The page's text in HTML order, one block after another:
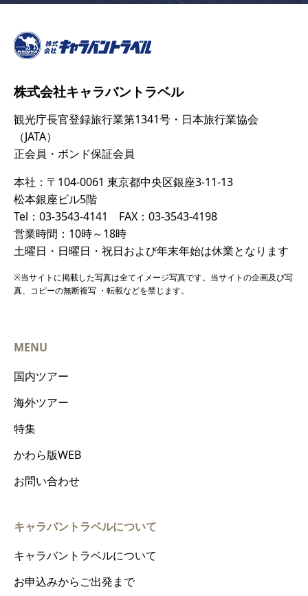
株式会社キャラバントラベル
観光庁長官登録旅行業第1341号・日本旅行業協会
（JATA）
正会員・ボンド保証会員
本社：〒104-0061 東京都中央区銀座3-11-13
松本銀座ビル5階
Tel：03-3543-4141 FAX：03-3543-4198
営業時間：10時～18時
土曜日・日曜日・祝日および年末年始は休業となります
※当サイトに掲載した写真は全てイメージ写真です。当サイトの企画及び写
真、コピーの無断複写 ・転載などを禁じます。
MENU
国内ツアー
海外ツアー
特集
かわら版WEB
お問い合わせ
キャラバントラベルについて
キャラバントラベルについて
お申込みからご出発まで